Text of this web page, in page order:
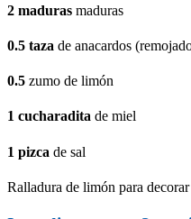
2 maduras maduras
0.5 taza de anacardos
0.5 zumo de limón
1 cucharadita de miel
1 pizca de sal
Ralladura de limón para decorar